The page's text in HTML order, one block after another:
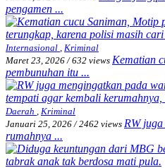
pengamen ...
Internasional
Kriminal
Maret 23, 2026 / 632 views Kematian
pembunuhan itu ...
Daerah
Kriminal
Januari 25, 2026 / 2462 views RW
rumahnya ...